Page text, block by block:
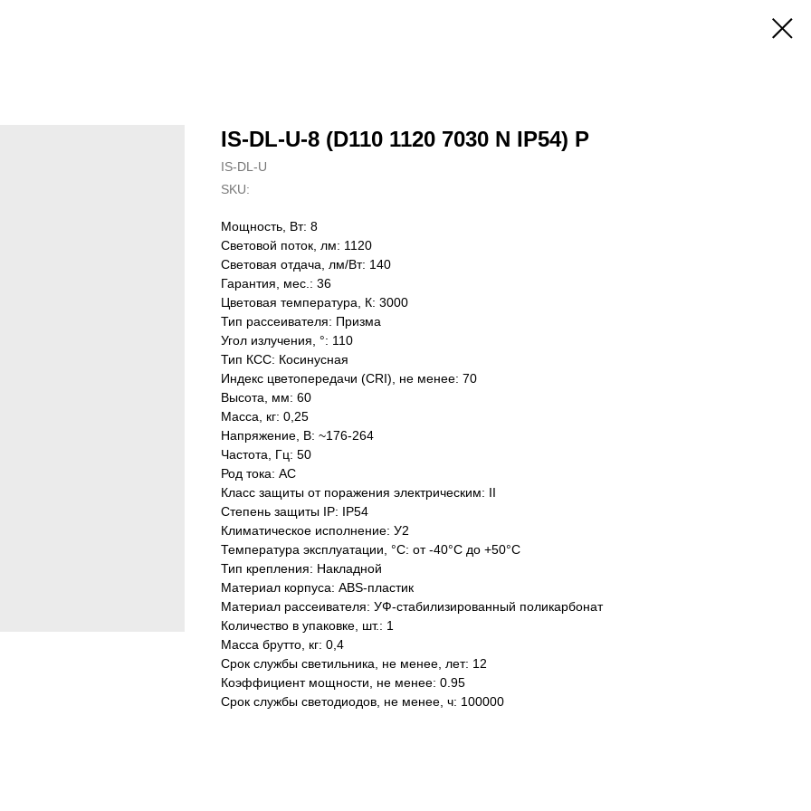
IS-DL-U-8 (D110 1120 7030 N IP54) P
IS-DL-U
SKU:
Мощность, Вт: 8
Световой поток, лм: 1120
Световая отдача, лм/Вт: 140
Гарантия, мес.: 36
Цветовая температура, К: 3000
Тип рассеивателя: Призма
Угол излучения, °: 110
Тип КСС: Косинусная
Индекс цветопередачи (CRI), не менее: 70
Высота, мм: 60
Масса, кг: 0,25
Напряжение, В: ~176-264
Частота, Гц: 50
Род тока: AC
Класс защиты от поражения электрическим: II
Степень защиты IP: IP54
Климатическое исполнение: У2
Температура эксплуатации, °С: от -40°C до +50°C
Тип крепления: Накладной
Материал корпуса: ABS-пластик
Материал рассеивателя: УФ-стабилизированный поликарбонат
Количество в упаковке, шт.: 1
Масса брутто, кг: 0,4
Срок службы светильника, не менее, лет: 12
Коэффициент мощности, не менее: 0.95
Срок службы светодиодов, не менее, ч: 100000